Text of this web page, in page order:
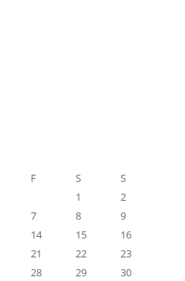
F S
S
1
2
7 8
9
14 15
16
21 22
23
28 29
30